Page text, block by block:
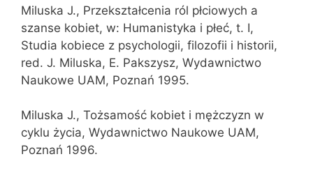
Miluska J., Przekształcenia ról płciowych a
szanse kobiet, w: Humanistyka i płeć, t. I,
Studia kobiece z psychologii, filozofii i historii,
red. J. Miluska, E. Pakszysz, Wydawnictwo
Naukowe UAM, Poznań 1995.
Miluska J., Tożsamość kobiet i mężczyzn w
cyklu życia, Wydawnictwo Naukowe UAM,
Poznań 1996.